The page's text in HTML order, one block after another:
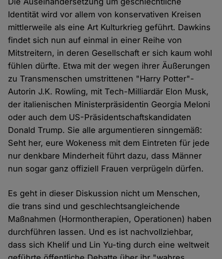
Identität wird vor allem von konservativen Kreisen
mittlerweile als eine Art Kulturkrieg geführt. Dawkins
findet sich nun auf einmal in einer Reihe von
Mitstreitern, in deren Gesellschaft er sich kaum wohl
fühlen dürfte. Etwa mit der wegen ihrer Äußerungen
zu Transmenschen umstrittenen "Harry Potter"-
Autorin J.K. Rowling, mit Tech-Milliardär Elon Musk,
der italienischen Ministerpräsidentin Georgia Meloni
oder auch dem US-Präsidentschaftskandidaten
Donald Trump. Sie alle argumentieren sinngemäß:
Seht her, eure Wokeness mit dem Eintreten für jede
nur denkbare Minderheit führt dazu, dass Männer
nun sogar ganz offiziell Frauen verprügeln dürfen.
Es geht in dieser Diskussion nicht um Menschen,
die trans sind und geschlechtsangleichende
Maßnahmen (Hormontherapien, Operationen) haben
durchführen lassen. Und es ist nachvollziehbar,
dass sich Khelif und Lin Yu-ting durch eine weltweit